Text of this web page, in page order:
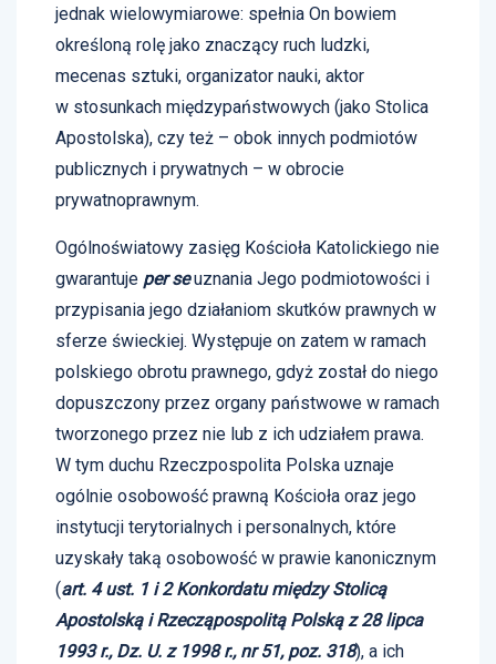
jednak wielowymiarowe: spełnia On bowiem
określoną rolę jako znaczący ruch ludzki,
mecenas sztuki, organizator nauki, aktor
w stosunkach międzypaństwowych (jako Stolica
Apostolska), czy też – obok innych podmiotów
publicznych i prywatnych – w obrocie
prywatnoprawnym.
Ogólnoświatowy zasięg Kościoła Katolickiego nie
gwarantuje per seuznania Jego podmiotowości i
przypisania jego działaniom skutków prawnych w
sferze świeckiej. Występuje on zatem w ramach
polskiego obrotu prawnego, gdyż został do niego
dopuszczony przez organy państwowe w ramach
tworzonego przez nie lub z ich udziałem prawa.
W tym duchu Rzeczpospolita Polska uznaje
ogólnie osobowość prawną Kościoła oraz jego
instytucji terytorialnych i personalnych, które
uzyskały taką osobowość w prawie kanonicznym
(art. 4 ust. 1 i 2 Konkordatu między Stolicą
Apostolską i Rzecząpospolitą Polską z 28 lipca
1993 r., Dz. U. z 1998 r., nr 51, poz. 318), a ich